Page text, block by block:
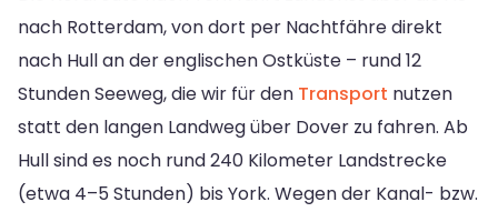
nach Rotterdam, von dort per Nachtfähre direkt
nach Hull an der englischen Ostküste – rund 12
Stunden Seeweg, die wir für den Transport nutzen
statt den langen Landweg über Dover zu fahren. Ab
Hull sind es noch rund 240 Kilometer Landstrecke
(etwa 4–5 Stunden) bis York. Wegen der Kanal- bzw.